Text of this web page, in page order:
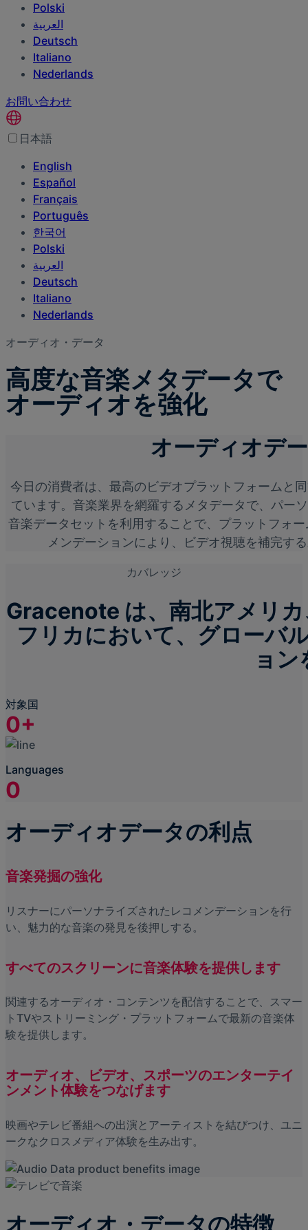
Polski
العربية‏
Deutsch
Italiano
Nederlands
お問い合わせ
日本語
English
Español
Français
Português
한국어
Polski
العربية‏
Deutsch
Italiano
Nederlands
オーディオ・データ
高度な音楽メタデータで
オーディオを強化
オーディオデ
今日の消費者は、最高のビデオプラットフォームと
ています。音楽業界を網羅するメタデータで、パー
音楽データセットを利用することで、プラットフォ
メンデーションにより、ビデオ視聴を補完す
カバレッジ
Gracenote は、南北アメリ
フリカにおいて、グローバ
ョ
対象国
0+
Languages
0
オーディオデータの利点
音楽発掘の強化
リスナーにパーソナライズされたレコメンデーションを行
い、魅力的な音楽の発見を後押しする。
すべてのスクリーンに音楽体験を提供します
関連するオーディオ・コンテンツを配信することで、スマー
トTVやストリーミング・プラットフォームで最新の音楽体
験を提供します。
オーディオ、ビデオ、スポーツのエンターテイ
ンメント体験をつなげます
映画やテレビ番組への出演とアーティストを結びつけ、ユニ
ークなクロスメディア体験を生み出す。
オーディオ・データの特徴